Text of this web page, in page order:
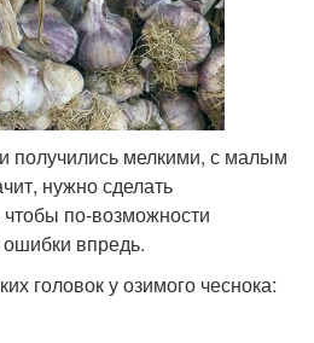
получились мелкими, с малым
нужно сделать
по-возможности
впредь.
головок у озимого чеснока: